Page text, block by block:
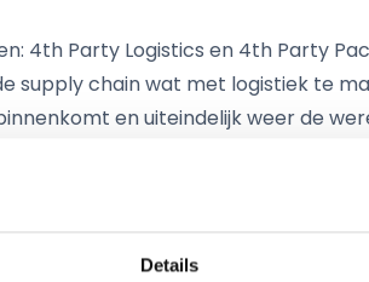
Details
4th Party Logistics en 4th Party
supply chain wat met logistiek te
en uiteindelijk weer de
BIC. IJssel bijvoorbeeld
)onderdelen en industrial supplies